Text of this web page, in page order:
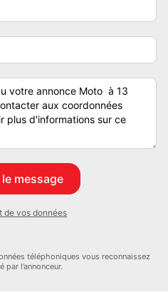
de vos données
téléphoniques vous reconnaissez
par l’annonceur.